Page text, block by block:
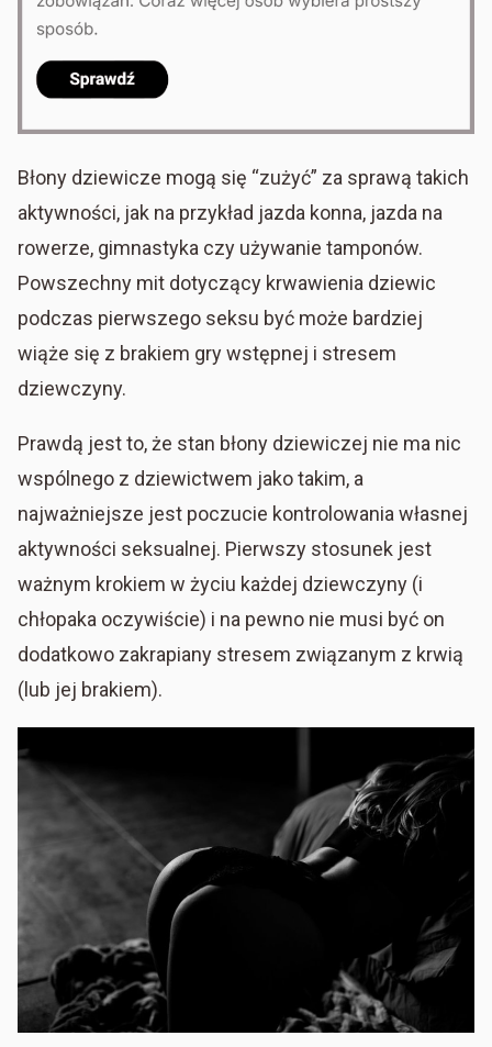
Błony dziewicze mogą się “zużyć” za sprawą takich
aktywności, jak na przykład jazda konna, jazda na
rowerze, gimnastyka czy używanie tamponów.
Powszechny mit dotyczący krwawienia dziewic
podczas pierwszego seksu być może bardziej
wiąże się z brakiem gry wstępnej i stresem
dziewczyny.
Prawdą jest to, że stan błony dziewiczej nie ma nic
wspólnego z dziewictwem jako takim, a
najważniejsze jest poczucie kontrolowania własnej
aktywności seksualnej. Pierwszy stosunek jest
ważnym krokiem w życiu każdej dziewczyny (i
chłopaka oczywiście) i na pewno nie musi być on
dodatkowo zakrapiany stresem związanym z krwią
(lub jej brakiem).